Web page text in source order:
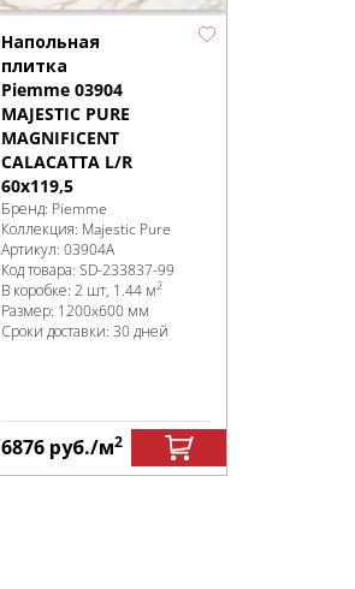
Напольная
плитка
Piemme 03904
MAJESTIC PURE
MAGNIFICENT
CALACATTA L/R
60x119,5
Бренд: Piemme
Коллекция: Majestic Pure
Артикул: 03904A
Код товара: SD-233837-99
В коробке: 2 шт, 1.44 м2
Размер: 1200x600 мм
Сроки доставки: 30 дней
6876 руб./м2